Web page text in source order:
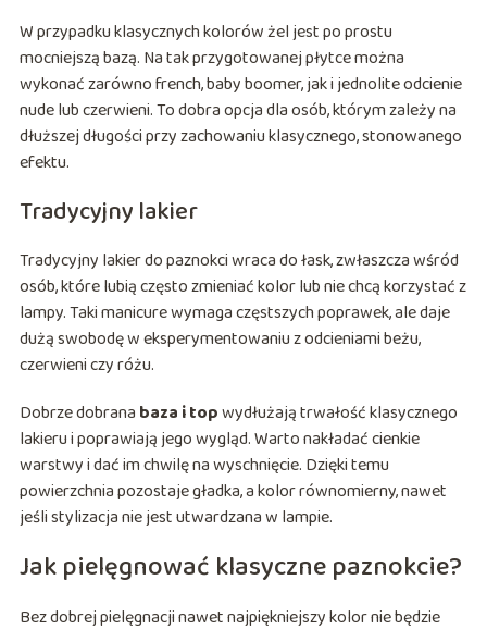
W przypadku klasycznych kolorów żel jest po prostu
mocniejszą bazą. Na tak przygotowanej płytce można
wykonać zarówno french, baby boomer, jak i jednolite odcienie
nude lub czerwieni. To dobra opcja dla osób, którym zależy na
dłuższej długości przy zachowaniu klasycznego, stonowanego
efektu.
Tradycyjny lakier
Tradycyjny lakier do paznokci wraca do łask, zwłaszcza wśród
osób, które lubią często zmieniać kolor lub nie chcą korzystać z
lampy. Taki manicure wymaga częstszych poprawek, ale daje
dużą swobodę w eksperymentowaniu z odcieniami beżu,
czerwieni czy różu.
Dobrze dobrana baza i topwydłużają trwałość klasycznego
lakieru i poprawiają jego wygląd. Warto nakładać cienkie
warstwy i dać im chwilę na wyschnięcie. Dzięki temu
powierzchnia pozostaje gładka, a kolor równomierny, nawet
jeśli stylizacja nie jest utwardzana w lampie.
Jak pielęgnować klasyczne paznokcie?
Bez dobrej pielęgnacji nawet najpiękniejszy kolor nie będzie